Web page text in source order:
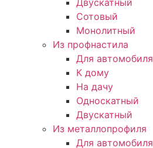
Двускатный
Сотовый
Монолитный
Из профнастила
Для автомобиля
К дому
На дачу
Односкатный
Двускатный
Из металлопрофиля
Для автомобиля